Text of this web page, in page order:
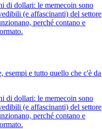
di dollari: le memecoin sono
(e affascinanti) del settore
perché contano e
esempi e tutto quello che c'è da
di dollari: le memecoin sono
(e affascinanti) del settore
perché contano e